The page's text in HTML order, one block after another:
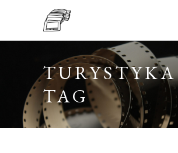
TURYSTYKA
TAG